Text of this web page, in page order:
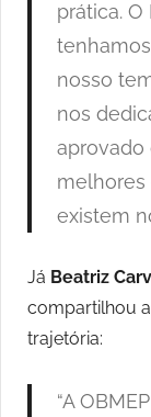
prática.
nosso
nos
aprovado
melhores
existem
Já Beatriz
compartilhou
trajetória:
“A